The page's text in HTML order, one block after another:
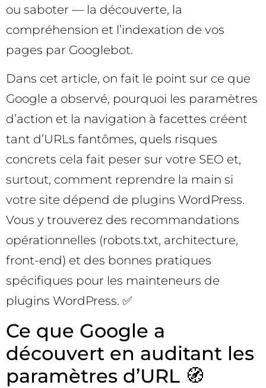
ou saboter — la découverte, la
compréhension et l’indexation de vos
pages par Googlebot.
Dans cet article, on fait le point sur ce que
Google a observé, pourquoi les paramètres
d’action et la navigation à facettes créent
tant d’URLs fantômes, quels risques
concrets cela fait peser sur votre SEO et,
surtout, comment reprendre la main si
votre site dépend de plugins WordPress.
Vous y trouverez des recommandations
opérationnelles (robots.txt, architecture,
front-end) et des bonnes pratiques
spécifiques pour les mainteneurs de
plugins WordPress. ✅
Ce que Google a
découvert en auditant les
paramètres d’URL 🧭